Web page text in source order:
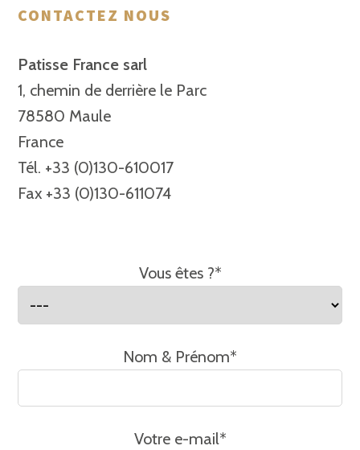
CONTACTEZ NOUS
Patisse France sarl
1, chemin de derrière le Parc
78580 Maule
France
Tél. +33 (0)130-610017
Fax +33 (0)130-611074
Vous êtes ?*
Nom & Prénom*
Votre e-mail*